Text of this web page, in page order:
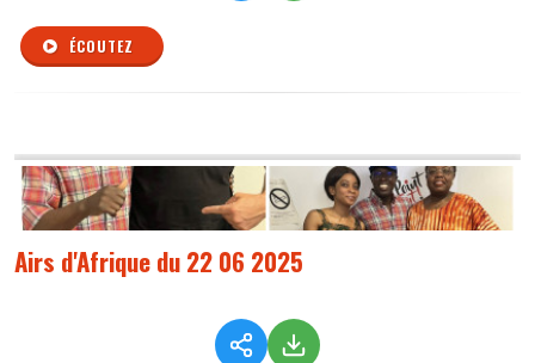
ÉCOUTEZ
Airs d'Afrique du 22 06 2025